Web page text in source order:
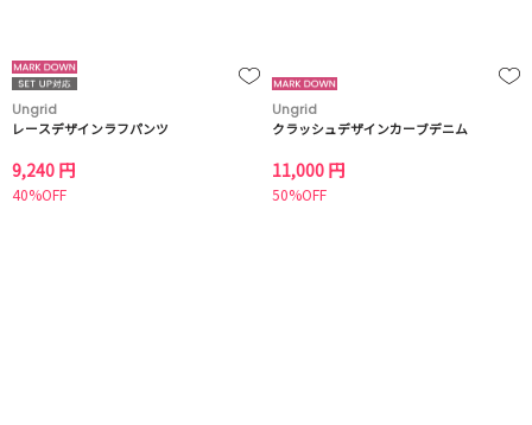
Ungrid
レースデザインラフパンツ
9,240 円
40%OFF
Ungrid
クラッシュデザインカーブデニム
11,000 円
50%OFF